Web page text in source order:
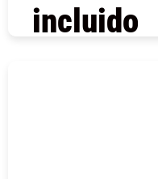
incluido